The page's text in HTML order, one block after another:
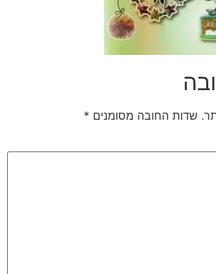
שדות החובה מסומנים *